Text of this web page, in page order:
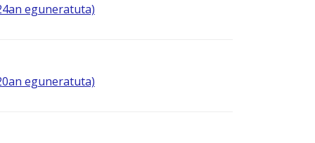
eguneratuta)
eguneratuta)